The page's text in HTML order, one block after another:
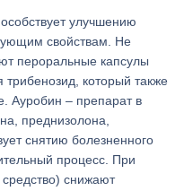
улучшению
свойствам. Не
пероральные капсулы
трибенозид, который также
Ауробин – препарат в
преднизолона,
снятию болезненного
процесс. При
снижают